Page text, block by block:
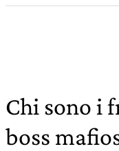
Chi sono i
boss